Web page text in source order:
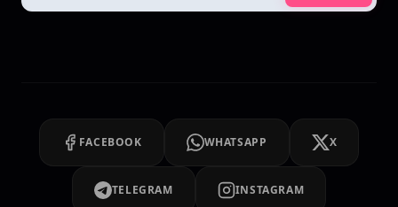
FACEBOOK WHATSAPP X
TELEGRAM INSTAGRAM